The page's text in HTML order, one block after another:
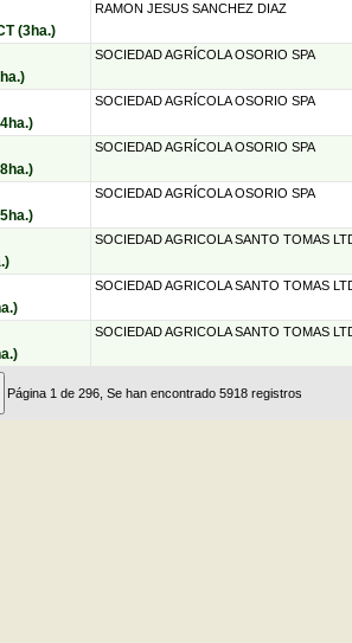
(3ha.)
RAMON JESUS SANCHEZ DIAZ
SOCIEDAD AGRÍCOLA OSORIO SPA
SOCIEDAD AGRÍCOLA OSORIO SPA
SOCIEDAD AGRÍCOLA OSORIO SPA
SOCIEDAD AGRÍCOLA OSORIO SPA
SOCIEDAD AGRICOLA SANTO TOMAS
SOCIEDAD AGRICOLA SANTO TOMAS
SOCIEDAD AGRICOLA SANTO TOMAS
Página 1 de 296, Se han encontrado 5918 registros